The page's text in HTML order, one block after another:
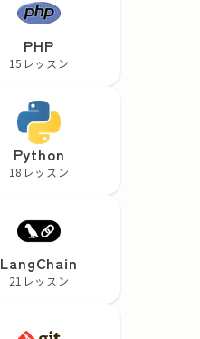
PHP
15レッスン
Python
18レッスン
LangChain
21レッスン